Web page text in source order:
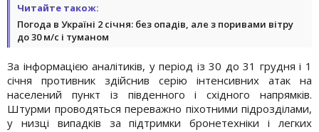
Читайте також:
Погода в Україні 2 січня: без опадів, але з поривами вітру
до 30 м/с і туманом
За інформацією аналітиків, у період із 30 до 31 грудня і 1
січня противник здійснив серію інтенсивних атак на
населений пункт із південного і східного напрямків.
Штурми проводяться переважно піхотними підрозділами,
у низці випадків за підтримки бронетехніки і легких